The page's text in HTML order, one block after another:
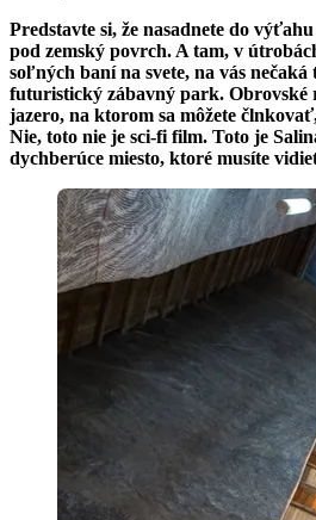
Predstavte si, že nasadnete do
pod zemský povrch. A tam, v
soľných baní na svete, na vás nečaká
futuristický zábavný park. Obrovské
jazero, na ktorom sa môžete
Nie, toto nie je sci-fi film. Toto je
dychberúce miesto, ktoré musíte